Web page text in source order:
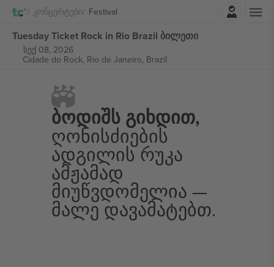
Კონცერტები Festival
Tuesday Ticket Rock in Rio Brazil ბილეთი
სექ 08, 2026
Cidade do Rock, Rio de Janeiro, Brazil
Ბოდიშს Გიხდით,
Ღონისძიების
Ადგილის Რუკა
Ამჟამად
Მიუწვდომელია —
Მალე Დავამატებთ.